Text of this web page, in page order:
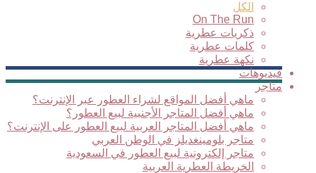
الكل
On The Run
ذكريات عطرية
كلمات عطرية
نكهة عطرية
فيديوهات
متاجر
ماهي أفضل المواقع لشراء العطور عبر الإنترنت؟
ماهي أفضل المتاجر الأجنبية لبيع العطور؟
ماهي أفضل المتاجر العربية لبيع العطور على الإنترنت؟
متاجر بلومينغديلز في الوطن العربي
متاجر إلكترونية لبيع العطور في السعودية
الخريطة العطرية العربية